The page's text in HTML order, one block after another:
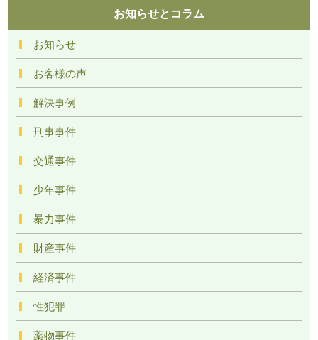
お知らせとコラム
お知らせ
お客様の声
解決事例
刑事事件
交通事件
少年事件
暴力事件
財産事件
経済事件
性犯罪
薬物事件